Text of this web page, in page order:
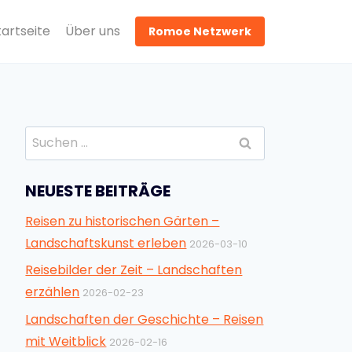
Über uns Romoe Netzwerk
Suchen
nach:
NEUESTE BEITRÄGE
Reisen zu historischen Gärten –
Landschaftskunst erleben 2026-03-10
Reisebilder der Zeit – Landschaften
erzählen 2026-02-23
Landschaften der Geschichte – Reisen
mit Weitblick 2026-02-16